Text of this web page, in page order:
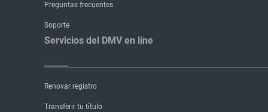
Preguntas frecuentes
Soporte
Servicios del DMV en líne
Renovar registro
Transferir tu título